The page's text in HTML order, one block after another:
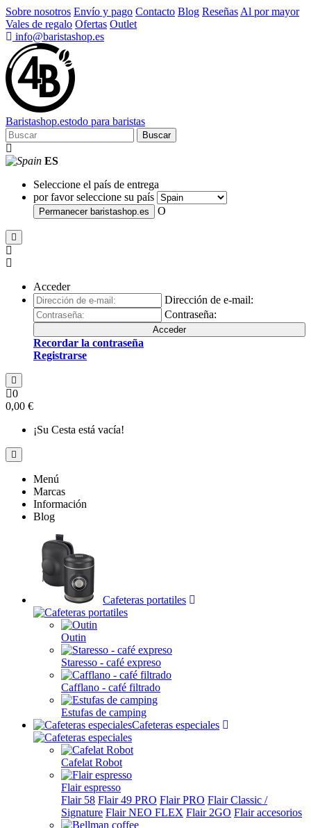
Sobre nosotros Envío y pago Contacto Blog Reseñas Al por mayor
Vales de regalo Ofertas Outlet
info@baristashop.es
Baristashop.estodo para baristas
Buscar
ES
Seleccione el país de entrega
por favor seleccione su país
Permanecer baristashop.es O
Acceder
Dirección de e-mail:
Contraseña:
Acceder
Recordar la contraseña
Registrarse
0
0,00 €
¡Su Cesta está vacía!
Menú
Marcas
Información
Blog
Cafeteras portatiles
Outin
Staresso - café expreso
Cafflano - café filtrado
Estufas de camping
Cafeteras especiales
Cafelat Robot
Flair espresso
Flair 58 Flair 49 PRO Flair PRO Flair Classic /
Signature Flair NEO FLEX Flair 2GO Flair accesorios